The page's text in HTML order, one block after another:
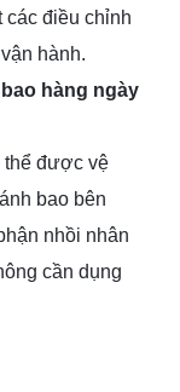
điều chỉnh
hành.
hàng ngày
thể được vệ
bao bên
nhồi nhân
cần dụng